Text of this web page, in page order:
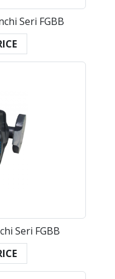
Seri FGBB
Seri FGBB